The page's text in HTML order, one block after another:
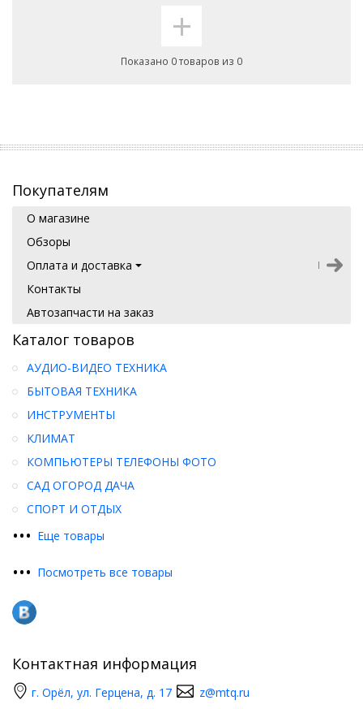
+
Показано 0 товаров из 0
Покупателям
О магазине
Обзоры
Оплата и доставка
Контакты
Автозапчасти на заказ
Каталог товаров
••• Еще товары
АУДИО-ВИДЕО ТЕХНИКА
БЫТОВАЯ ТЕХНИКА
ИНСТРУМЕНТЫ
КЛИМАТ
КОМПЬЮТЕРЫ ТЕЛЕФОНЫ ФОТО
САД ОГОРОД ДАЧА
СПОРТ И ОТДЫХ
••• Посмотреть все товары
Контактная информация
г. Орёл, ул. Герцена, д. 17 z@mtq.ru